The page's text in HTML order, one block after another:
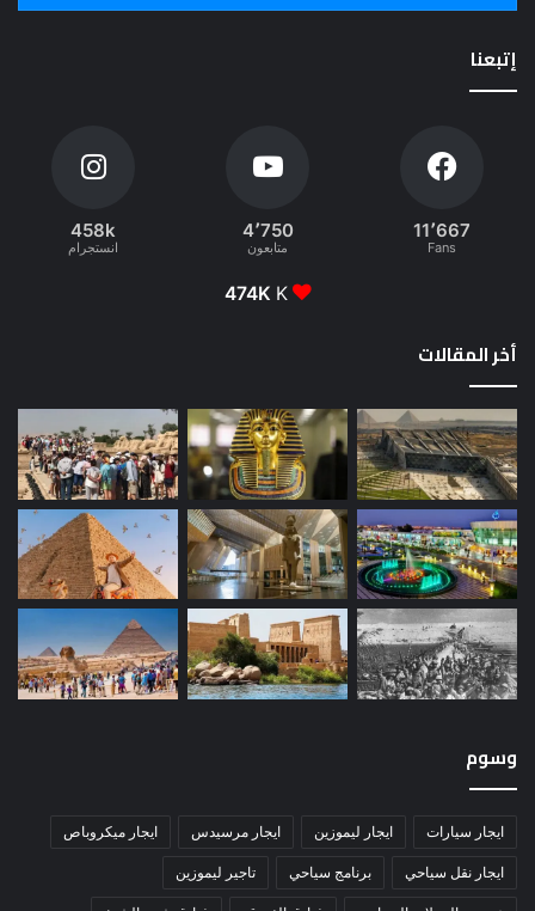
إتبعنا
11٬667
Fans
4٬750
متابعون
458k
انستجرام
474K K
أخر المقالات
وسوم
ايجار سيارات ايجار ليموزين ايجار مرسيدس ايجار ميكروباص
ايجار نقل سياحي برنامج سياحي تاجير ليموزين